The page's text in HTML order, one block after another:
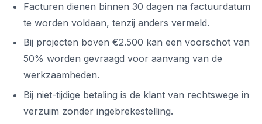
Facturen dienen binnen 30 dagen na factuurdatum
te worden voldaan, tenzij anders vermeld.
Bij projecten boven €2.500 kan een voorschot van
50% worden gevraagd voor aanvang van de
werkzaamheden.
Bij niet-tijdige betaling is de klant van rechtswege in
verzuim zonder ingebrekestelling.